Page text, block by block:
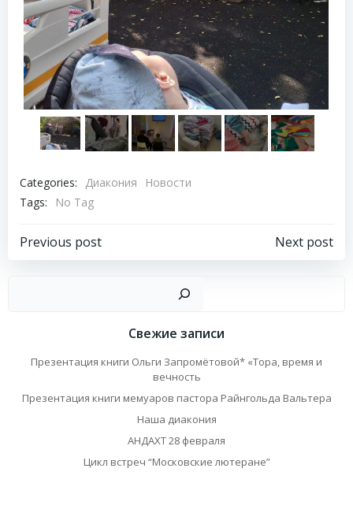
Categories: Диакония
Новости
Tags:
No Tag
Навигация
записям
Previous post
Навигация
по
записям
Next post
Свежие записи
Презентация книги Ольги Запромётовой* «Тора, время и
вечность
Презентация книги мемуаров пастора Райнгольда Вальтера
Наша диакония
АНДАХТ 28 февраля
Цикл встреч “Московские лютеране”